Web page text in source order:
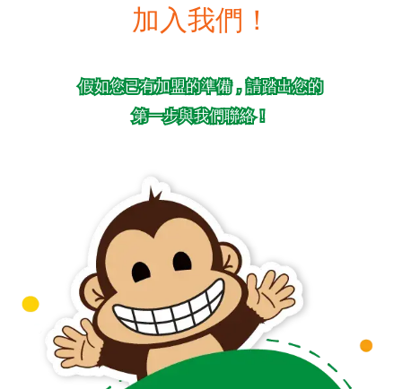
加入我們！
假如您已有加盟的準備，請踏出您的
第一步與我們聯絡！